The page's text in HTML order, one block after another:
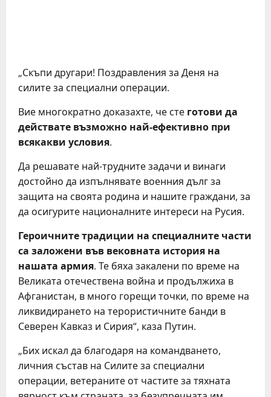
„Скъпи другари! Поздравления за Деня на
силите за специални операции.
Вие многократно доказахте, че сте готови да
действате възможно най-ефективно при
всякакви условия.
Да решавате най-трудните задачи и винаги
достойно да изпълнявате военния дълг за
защита на своята родина и нашите граждани, за
да осигурите националните интереси на Русия.
Героичните традиции на специалните части
са заложени във вековната история на
нашата армия. Те бяха закалени по време на
Великата отечествена война и продължиха в
Афганистан, в много горещи точки, по време на
ликвидирането на терористичните банди в
Северен Кавказ и Сирия“, каза Путин.
„Бих искал да благодаря на командването,
личния състав на Силите за специални
операции, ветераните от частите за тяхната